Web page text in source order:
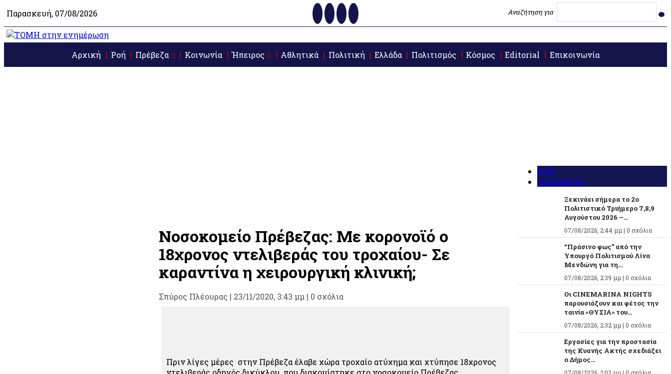
Παρασκευή, 07/08/2026 Αναζήτηση για
Αρχική Ροή Πρέβεζα Κοινωνία Ήπειρος Αθλητικά Πολιτική Ελλάδα Πολιτισμός Κόσμος Editorial Επικοινωνία
Νοσοκομείο Πρέβεζας: Με κορονοϊό ο
18χρονος ντελιβεράς του τροχαίου- Σε
καραντίνα η χειρουργική κλινική;
Σπύρος Πλέουρας | 23/11/2020, 3:43 μμ | 0 σχόλια
Πριν λίγες μέρες στην Πρέβεζα έλαβε χώρα τροχαίο ατύχημα και χτύπησε 18χρονος
ΡΟΗ
ΔΗΜΟΦΙΛΗ
Ξεκινάει σήμερα το 2ο
Πολιτιστικό Τριήμερο 7,8,9
Αυγούστου 2026 –...
07/08/2026, 2:44 μμ | 0 σχόλια
“Πράσινο φως” από την
Υπουργό Πολιτισμού Λίνα
Μενδώνη για τη...
07/08/2026, 2:39 μμ | 0 σχόλια
Οι CINEMARINA NIGHTS
παρουσιάζουν και φέτος την
ταινία «ΘΥΣΙΑ» του...
07/08/2026, 2:32 μμ | 0 σχόλια
Εργασίες για την προστασία
της Κυανής Ακτής σχεδιάζει
ο Δήμος...